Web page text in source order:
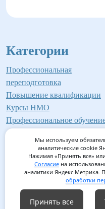
Категории
Профессиональная
переподготовка
Повышение квалификации
Курсы НМО
Профессиональное
©2026 Институт
Согласие на обработку
Мы используем
аналитические cookie
Нажимая «Принять все»
Согласие на
аналитики Яндекс.Метрика.
обработки
Принять все